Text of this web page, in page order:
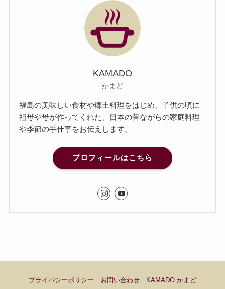
KAMADO
かまど
福島の美味しい食材や郷土料理をはじめ、子供の頃に
祖母や母が作ってくれた、日本の昔ながらの家庭料理
や季節の手仕事をお伝えします。
プロフィールはこちら
プライバシーポリシー お問い合わせ KAMADO かまど